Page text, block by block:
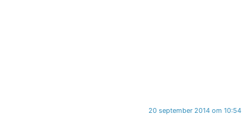
20 september 2014 om 10:54